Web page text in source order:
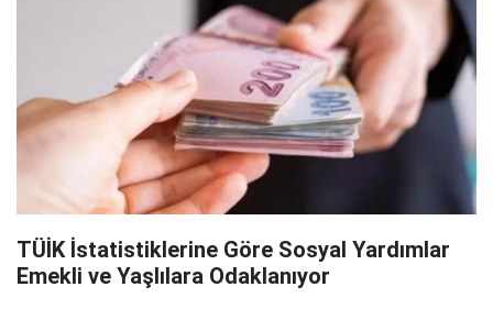
TÜİK İstatistiklerine Göre Sosyal Yardımlar
Emekli ve Yaşlılara Odaklanıyor